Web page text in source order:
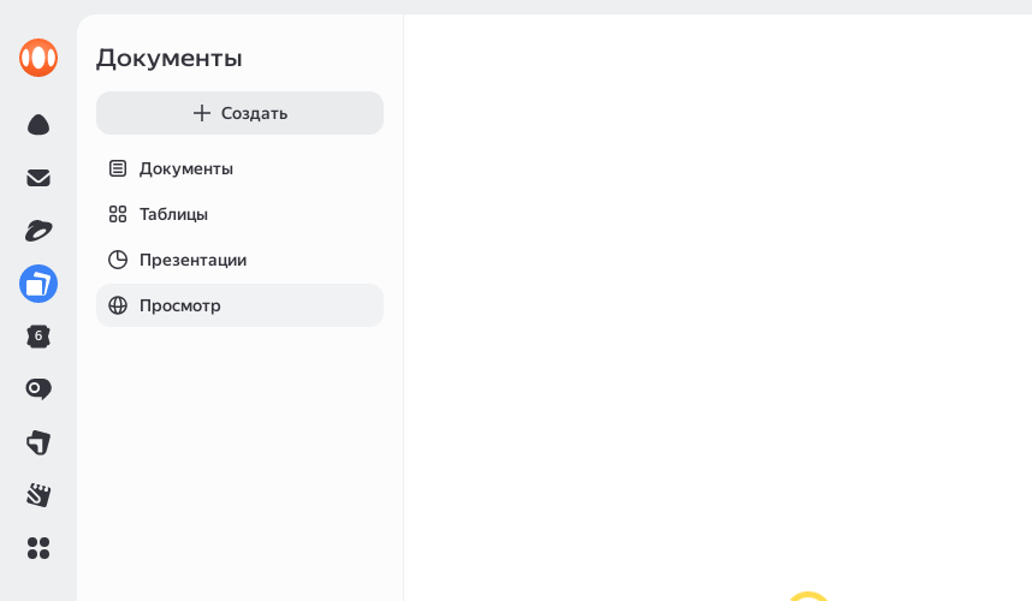
6
Документы
Создать
Документы
Таблицы
Презентации
Просмотр